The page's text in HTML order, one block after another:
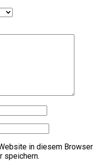
in diesem Browser
speichern.